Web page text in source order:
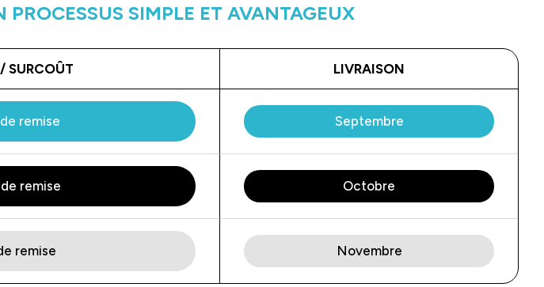
SIMPLE ET AVANTAGEUX
SURCOÛT LIVRAISON
de remise Septembre
de remise Octobre
remise Novembre